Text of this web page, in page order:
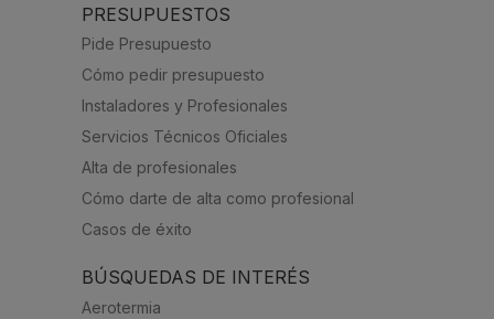
PRESUPUESTOS
Pide Presupuesto
Cómo pedir presupuesto
Instaladores y Profesionales
Servicios Técnicos Oficiales
Alta de profesionales
Cómo darte de alta como profesional
Casos de éxito
BÚSQUEDAS DE INTERÉS
Aerotermia